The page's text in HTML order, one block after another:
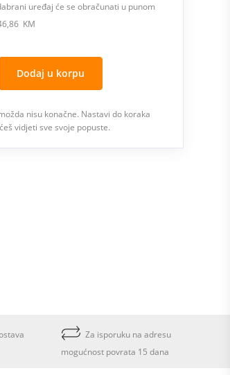
uređaj će se obračunati u punom
KM
Dodaj u korpu
nisu konačne. Nastavi do koraka
vidjeti sve svoje popuste.
Za isporuku na adresu
mogućnost povrata 15 dana